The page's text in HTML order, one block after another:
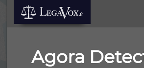
Agora